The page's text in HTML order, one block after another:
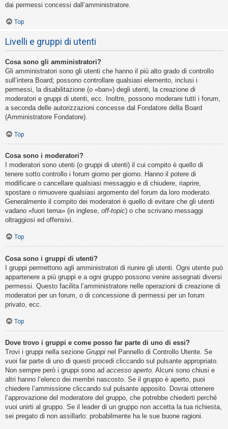
dai permessi concessi dall’amministratore.
Top
Livelli e gruppi di utenti
Cosa sono gli amministratori?
Gli amministratori sono gli utenti che hanno il più alto grado di controllo
sull’intera Board; possono controllare qualsiasi elemento, inclusi i
permessi, la disabilitazione (o «ban») degli utenti, la creazione di
moderatori e gruppi di utenti, ecc. Inoltre, possono moderare tutti i forum,
a seconda delle autorizzazioni concesse dal Fondatore della Board
(Amministratore Fondatore).
Top
Cosa sono i moderatori?
I moderatori sono utenti (o gruppi di utenti) il cui compito è quello di
tenere sotto controllo i forum giorno per giorno. Hanno il potere di
modificare o cancellare qualsiasi messaggio e di chiudere, riaprire,
spostare o rimuovere qualsiasi argomento del forum da loro moderato.
Generalmente il compito dei moderatori è quello di evitare che gli utenti
vadano «fuori tema» (in inglese, off-topic) o che scrivano messaggi
oltraggiosi ed offensivi.
Top
Cosa sono i gruppi di utenti?
I gruppi permettono agli amministratori di riunire gli utenti. Ogni utente può
appartenere a più gruppi e a ogni gruppo possono venire assegnati diversi
permessi. Questo facilita l’amministratore nelle operazioni di creazione di
moderatori per un forum, o di concessione di permessi per un forum
privato, ecc.
Top
Dove trovo i gruppi e come posso far parte di uno di essi?
Trovi i gruppi nella sezione Gruppi nel Pannello di Controllo Utente. Se
vuoi far parte di uno di questi procedi cliccando sul pulsante appropriato.
Non sempre però i gruppi sono ad accesso aperto. Alcuni sono chiusi e
altri hanno l’elenco dei membri nascosto. Se il gruppo è aperto, puoi
chiedere l’ammissione cliccando sul pulsante apposito. Dovrai ottenere
l’approvazione del moderatore del gruppo, che potrebbe chiederti perché
vuoi unirti al gruppo. Se il leader di un gruppo non accetta la tua richiesta,
sei pregato di non assillarlo: probabilmente ha le sue buone ragioni.